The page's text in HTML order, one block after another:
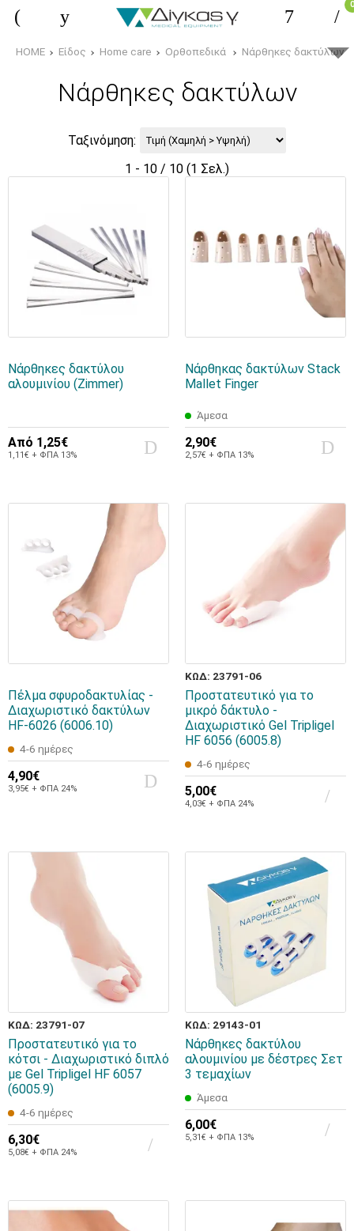
0
HOME Είδος Home care Ορθοπεδικά Νάρθηκες δακτύλων
Νάρθηκες δακτύλων
Ταξινόμηση:
1 - 10 / 10 (1 Σελ.)
Νάρθηκες δακτύλου
αλουμινίου (Zimmer)
Από 1,25€
1,11€ + ΦΠΑ 13%
Νάρθηκας δακτύλων Stack
Mallet Finger
Άμεσα
2,90€
2,57€ + ΦΠΑ 13%
Πέλμα σφυροδακτυλίας -
Διαχωριστικό δακτύλων
HF-6026 (6006.10)
4-6 ημέρες
4,90€
3,95€ + ΦΠΑ 24%
ΚΩΔ: 23791-06
Προστατευτικό για το
μικρό δάκτυλο -
Διαχωριστικό Gel Tripligel
HF 6056 (6005.8)
4-6 ημέρες
5,00€
4,03€ + ΦΠΑ 24%
ΚΩΔ: 23791-07
Προστατευτικό για το
κότσι - Διαχωριστικό διπλό
με Gel Tripligel HF 6057
(6005.9)
4-6 ημέρες
6,30€
5,08€ + ΦΠΑ 24%
ΚΩΔ: 29143-01
Νάρθηκες δακτύλου
αλουμινίου με δέστρες Σετ
3 τεμαχίων
Άμεσα
6,00€
5,31€ + ΦΠΑ 13%